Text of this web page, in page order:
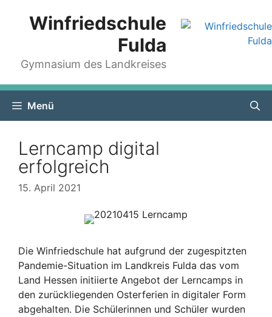
Winfriedschule
Fulda
Gymnasium des Landkreises
Menü
Lerncamp digital
erfolgreich
15. April 2021
Die Winfriedschule hat aufgrund der zugespitzten
Pandemie-Situation im Landkreis Fulda das vom
Land Hessen initiierte Angebot der Lerncamps in
den zurückliegenden Osterferien in digitaler Form
abgehalten. Die Schülerinnen und Schüler wurden